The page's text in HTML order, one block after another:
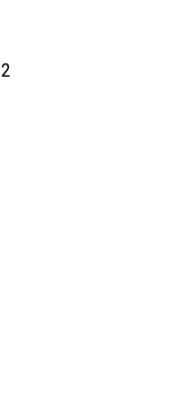
2